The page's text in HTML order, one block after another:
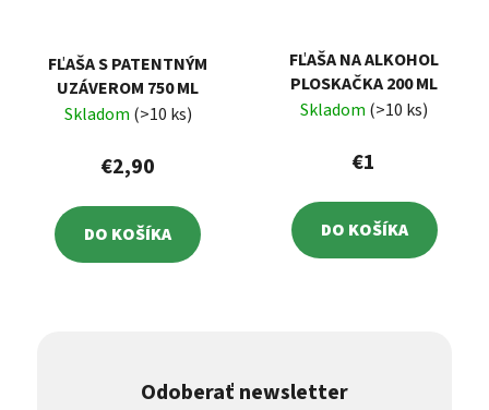
FĽAŠA S PATENTNÝM
UZÁVEROM 750 ML
Skladom (>10 ks)
€2,90
DO KOŠÍKA
FĽAŠA NA ALKOHOL
PLOSKAČKA 200 ML
Skladom (>10 ks)
€1
DO KOŠÍKA
Odoberať newsletter